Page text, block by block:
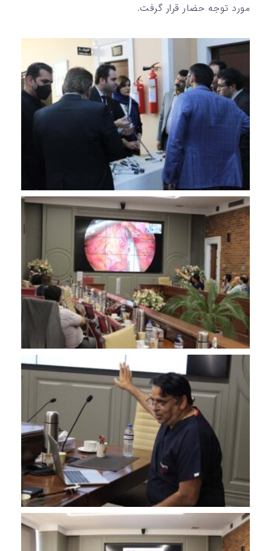
مورد توجه حضار قرار گرفت.